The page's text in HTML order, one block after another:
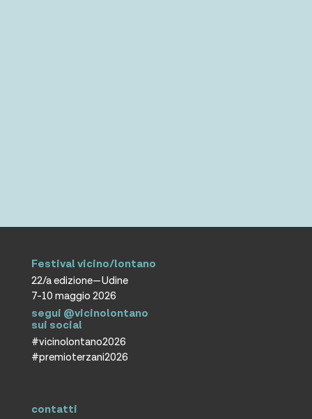
Festival vicino/lontano
22/a edizione—Udine
7-10 maggio 2026
segui @vicinolontano
sui social
#vicinolontano2026
#premioterzani2026
contatti